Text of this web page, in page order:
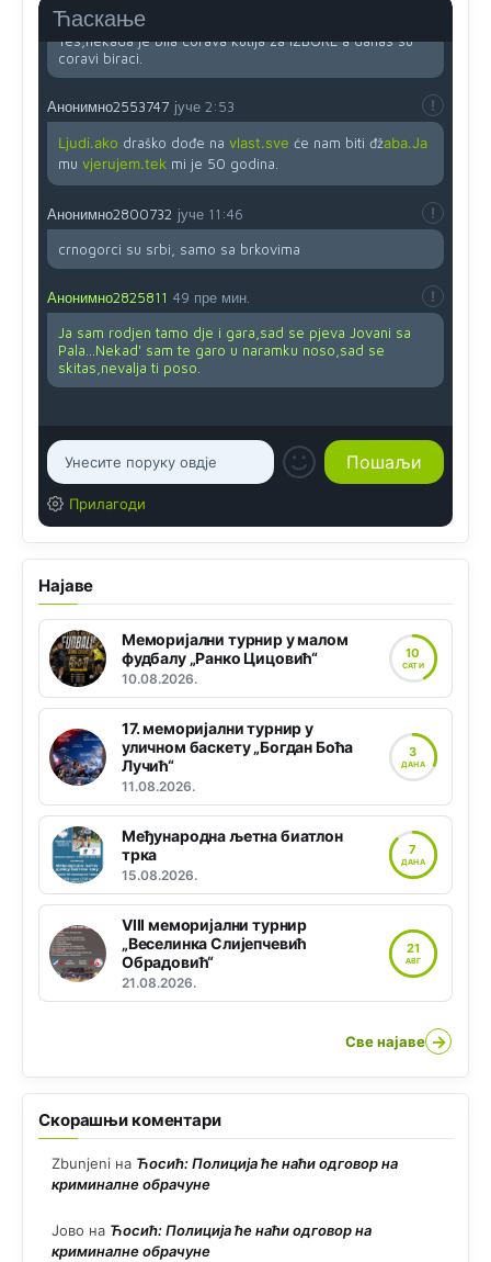
Ћаскање
Yes,nekada je bila corava kutija za IZBORE a danas su
coravi biraci.
Анонимно2553747 јуче 2:53
Ljudi.ako draško dođe na vlast.sve će nam biti đžaba.Ja
mu vjerujem.tek mi je 50 godina.
Анонимно2800732 јуче 11:46
crnogorci su srbi, samo sa brkovima
Анонимно2825811 49 пре мин.
Ja sam rodjen tamo dje i gara,sad se pjeva Jovani sa
Pala...Nekad' sam te garo u naramku noso,sad se
skitas,nevalja ti poso.
Прилагоди
Најаве
Меморијални турнир у малом
фудбалу „Ранко Цицовић“
10.08.2026.
10
САТИ
17. меморијални турнир у
уличном баскету „Богдан Боћа
Лучић“
11.08.2026.
3
ДАНА
Међународна љетна биатлон
трка
15.08.2026.
7
ДАНА
VIII меморијални турнир
„Веселинка Слијепчевић
Обрадовић“
21.08.2026.
21
АВГ
Све најаве →
Скорашњи коментари
Zbunjeni на Ћосић: Полиција ће наћи одговор на
криминалне обрачуне
Јово на Ћосић: Полиција ће наћи одговор на
криминалне обрачуне